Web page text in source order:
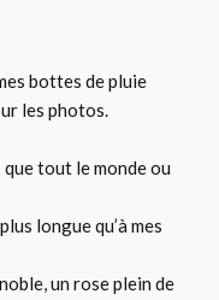
bottes de pluie
les photos.
tout le monde ou
longue qu’à mes
un rose plein de